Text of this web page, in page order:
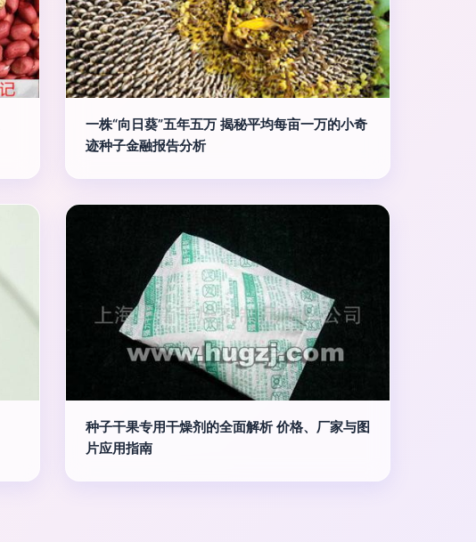
一株“向日葵”五年五万 揭秘平均每亩一万的小奇
迹种子金融报告分析
种子干果专用干燥剂的全面解析 价格、厂家与图
片应用指南